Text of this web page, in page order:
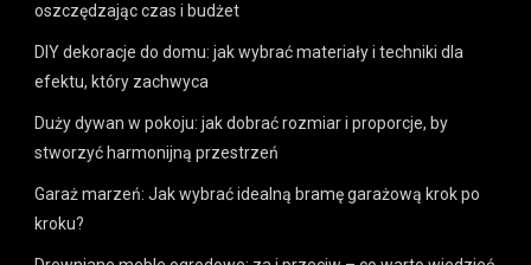
oszczędzając czas i budżet
DIY dekoracje do domu: jak wybrać materiały i techniki dla
efektu, który zachwyca
Duży dywan w pokoju: jak dobrać rozmiar i proporcje, by
stworzyć harmonijną przestrzeń
Garaż marzeń: Jak wybrać idealną bramę garażową krok po
kroku?